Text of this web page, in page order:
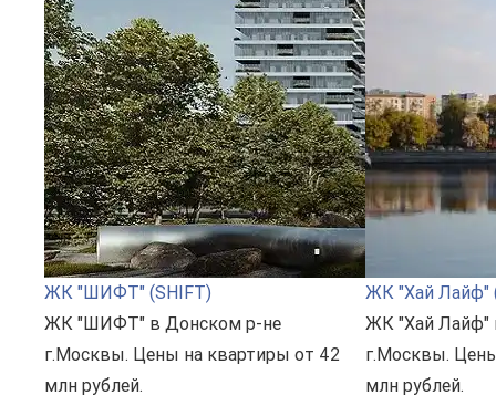
ЖК "ШИФТ" (SHIFT)
ЖК "ШИФТ" в Донском р-не
г.Москвы. Цены на квартиры от 42
млн рублей.
ЖК "Хай Лайф"
ЖК "Хай Лайф"
г.Москвы.
млн рублей.